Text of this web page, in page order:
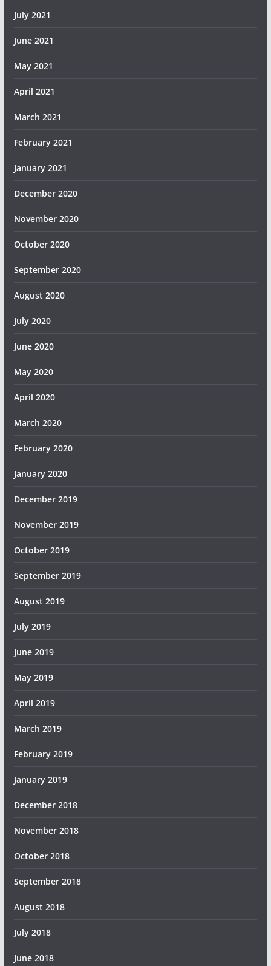
July 2021
June 2021
May 2021
April 2021
March 2021
February 2021
January 2021
December 2020
November 2020
October 2020
September 2020
August 2020
July 2020
June 2020
May 2020
April 2020
March 2020
February 2020
January 2020
December 2019
November 2019
October 2019
September 2019
August 2019
July 2019
June 2019
May 2019
April 2019
March 2019
February 2019
January 2019
December 2018
November 2018
October 2018
September 2018
August 2018
July 2018
June 2018